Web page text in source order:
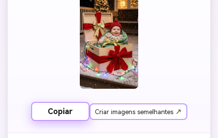
Copiar Criar imagens semelhantes ↗